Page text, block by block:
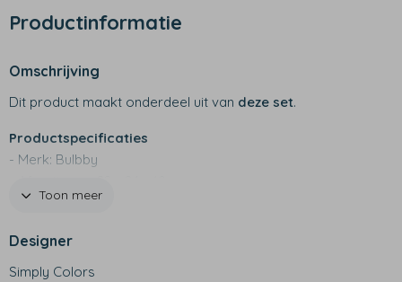
Productinformatie
Omschrijving
Dit product maakt onderdeel uit van deze set.
Productspecificaties
- Merk: Bulbby
- 600 D materiaal
- Twee vakjes aan de zijkant, binnen vakje en hoofdvak
met rits
Toon meer
Designer
Simply Colors